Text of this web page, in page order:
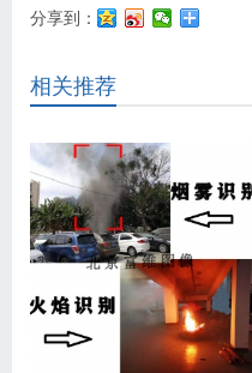
分享到：
相关推荐